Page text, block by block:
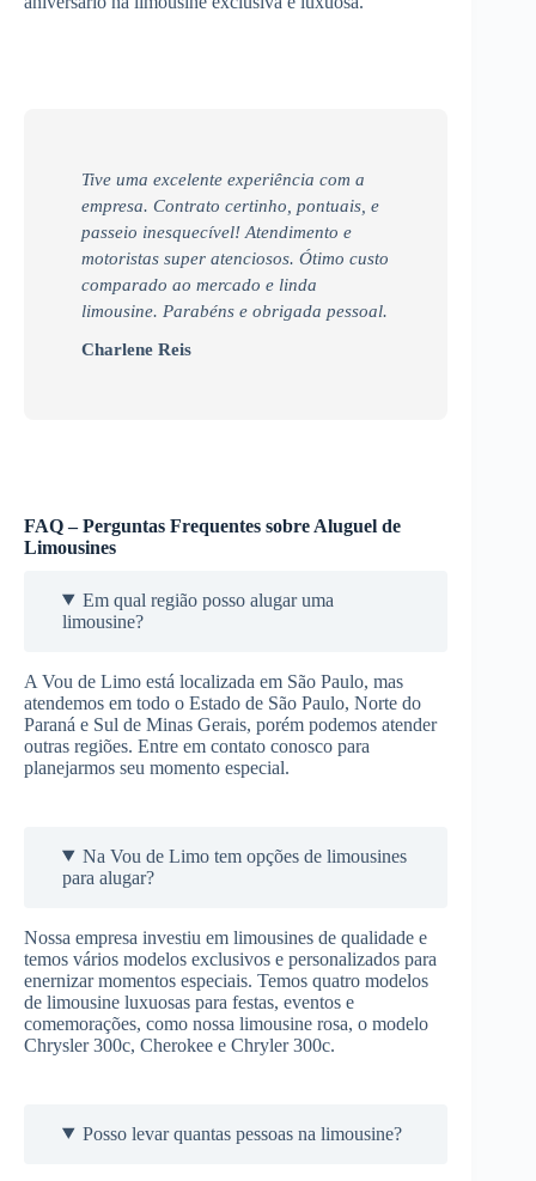
Tive uma excelente experiência com a
empresa. Contrato certinho, pontuais, e
passeio inesquecível! Atendimento e
motoristas super atenciosos. Ótimo custo
comparado ao mercado e linda
limousine. Parabéns e obrigada pessoal.
Charlene Reis
FAQ – Perguntas Frequentes sobre Aluguel de
Limousines
Em qual região posso alugar uma
limousine?
A Vou de Limo está localizada em São Paulo, mas
atendemos em todo o Estado de São Paulo, Norte do
Paraná e Sul de Minas Gerais, porém podemos atender
outras regiões. Entre em contato conosco para
planejarmos seu momento especial.
Na Vou de Limo tem opções de limousines
para alugar?
Nossa empresa investiu em limousines de qualidade e
temos vários modelos exclusivos e personalizados para
enernizar momentos especiais. Temos quatro modelos
de limousine luxuosas para festas, eventos e
comemorações, como nossa limousine rosa, o modelo
Chrysler 300c, Cherokee e Chryler 300c.
Posso levar quantas pessoas na limousine?